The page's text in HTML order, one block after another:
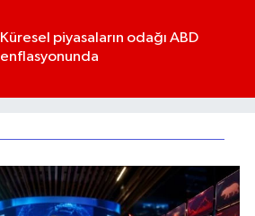
Küresel piyasaların odağı ABD
enflasyonunda